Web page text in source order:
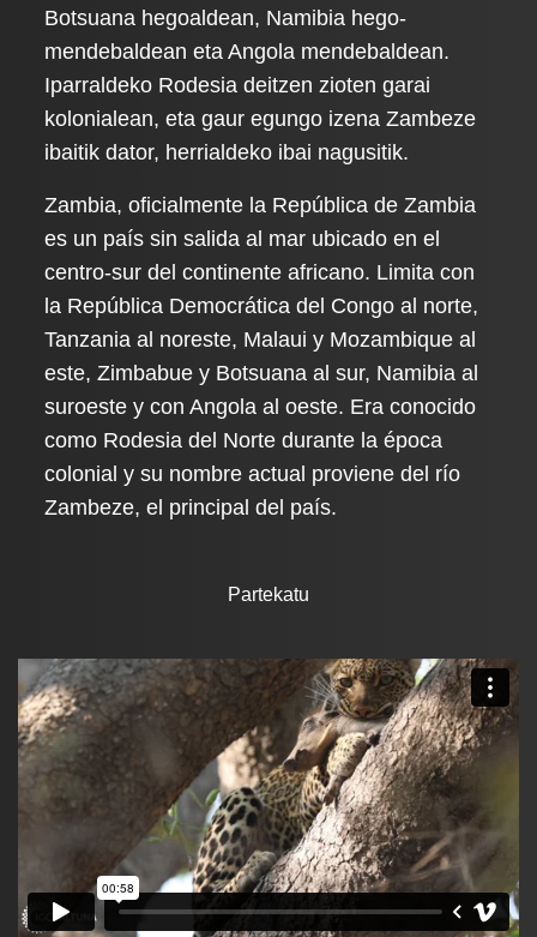
Botsuana hegoaldean, Namibia hego-
mendebaldean eta Angola mendebaldean.
Iparraldeko Rodesia deitzen zioten garai
kolonialean, eta gaur egungo izena Zambeze
ibaitik dator, herrialdeko ibai nagusitik.
Zambia, oficialmente la República de Zambia
es un país sin salida al mar ubicado en el
centro-sur del continente africano. Limita con
la República Democrática del Congo al norte,
Tanzania al noreste, Malaui y Mozambique al
este, Zimbabue y Botsuana al sur, Namibia al
suroeste y con Angola al oeste. Era conocido
como Rodesia del Norte durante la época
colonial y su nombre actual proviene del río
Zambeze, el principal del país.
Partekatu